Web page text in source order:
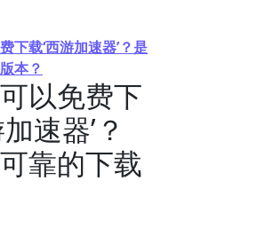
下载‘西游加速器’？是
本？
以免费下
速器’？
靠的下载